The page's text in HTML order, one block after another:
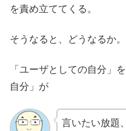
を責め立ててくる。
そうなると、どうなるか。
「ユーザとしての自分」
自分」が
言いたい放題